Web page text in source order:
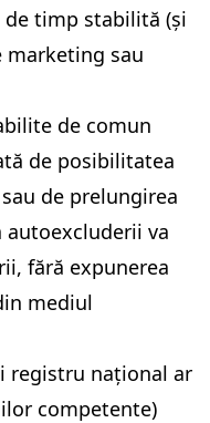
de timp stabilită (și
marketing sau
de comun
de posibilitatea
de prelungirea
autoexcluderii va
fără expunerea
mediul
registru național ar
competente)